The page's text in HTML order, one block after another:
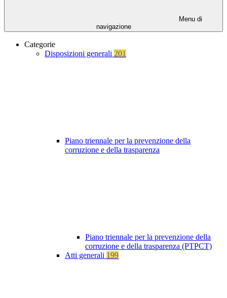
Menu di
navigazione
Categorie
Disposizioni generali 201
Piano triennale per la prevenzione della
corruzione e della trasparenza
Piano triennale per la prevenzione della
corruzione e della trasparenza (PTPCT)
Atti generali 199